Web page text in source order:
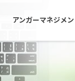
アンガーマネジメ